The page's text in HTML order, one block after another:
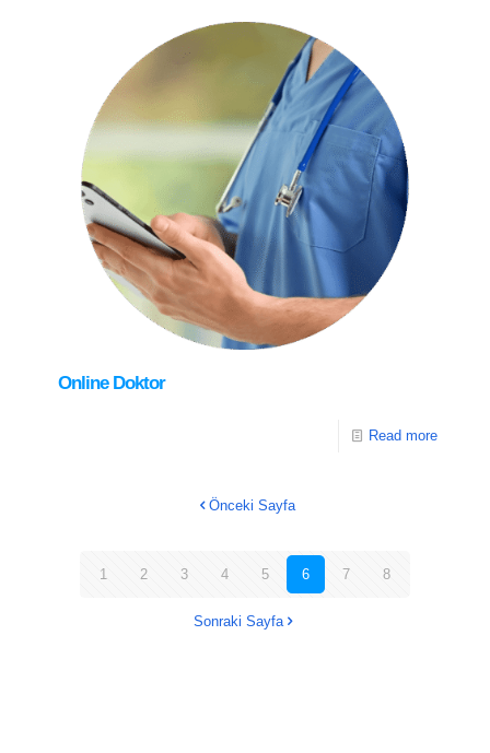
Online Doktor
Read more
Önceki Sayfa
1 2 3 4 5 6 7 8
Sonraki Sayfa